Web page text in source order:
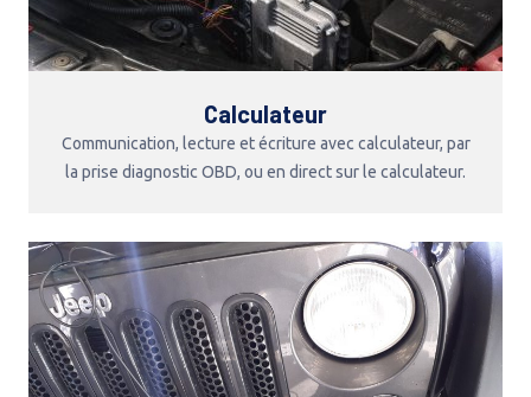
Calculateur
Communication, lecture et écriture avec calculateur, par
la prise diagnostic OBD, ou en direct sur le calculateur.